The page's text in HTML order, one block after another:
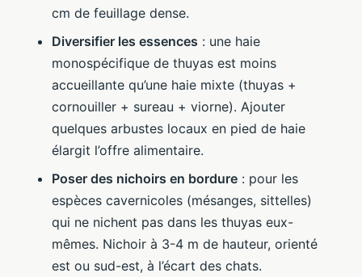
cm de feuillage dense.
Diversifier les essences : une haie
monospécifique de thuyas est moins
accueillante qu’une haie mixte (thuyas +
cornouiller + sureau + viorne). Ajouter
quelques arbustes locaux en pied de haie
élargit l’offre alimentaire.
Poser des nichoirs en bordure : pour les
espèces cavernicoles (mésanges, sittelles)
qui ne nichent pas dans les thuyas eux-
mêmes. Nichoir à 3-4 m de hauteur, orienté
est ou sud-est, à l’écart des chats.